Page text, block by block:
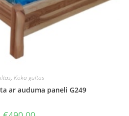
, Koka gultas
ar auduma paneli G249